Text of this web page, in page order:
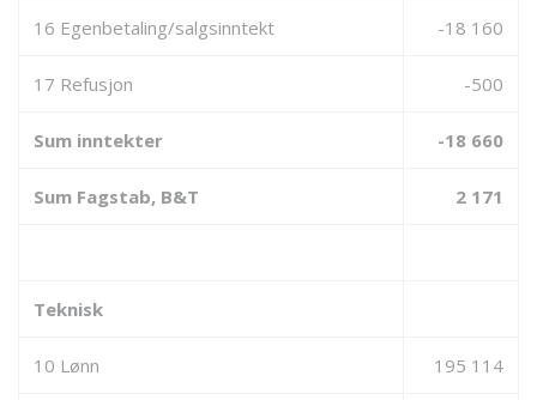
16 Egenbetaling/salgsinntekt -18 160
17 Refusjon -500
Sum inntekter -18 660
Sum Fagstab, B&T 2 171
Teknisk
10 Lønn 195 114